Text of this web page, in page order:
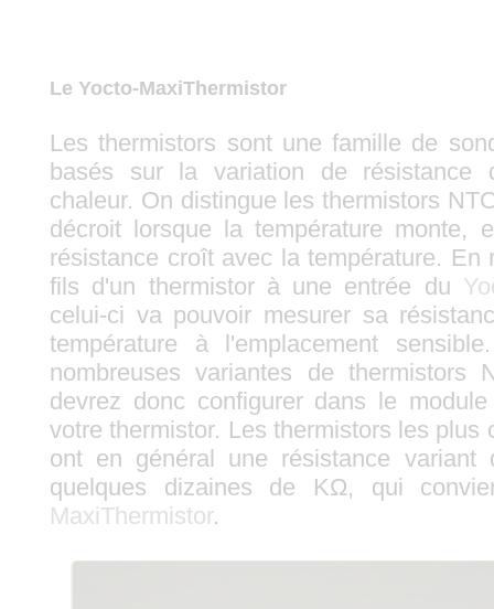
Le Yocto-MaxiThermistor
Les thermistors sont une famille de
basés sur la variation de résistance
chaleur. On distingue les thermistors
décroit lorsque la température monte,
résistance croît avec la température. En
fils d'un thermistor à une entrée du
celui-ci va pouvoir mesurer sa
température à l'emplacement
nombreuses variantes de thermistors
devrez donc configurer dans le
votre thermistor. Les thermistors les plus
ont en général une résistance
quelques dizaines de KΩ, qui
MaxiThermistor.